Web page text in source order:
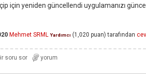
için yeniden güncellendi uygulamanızı
Mehmet SRML Yardımcı (1,020 puan) tarafından